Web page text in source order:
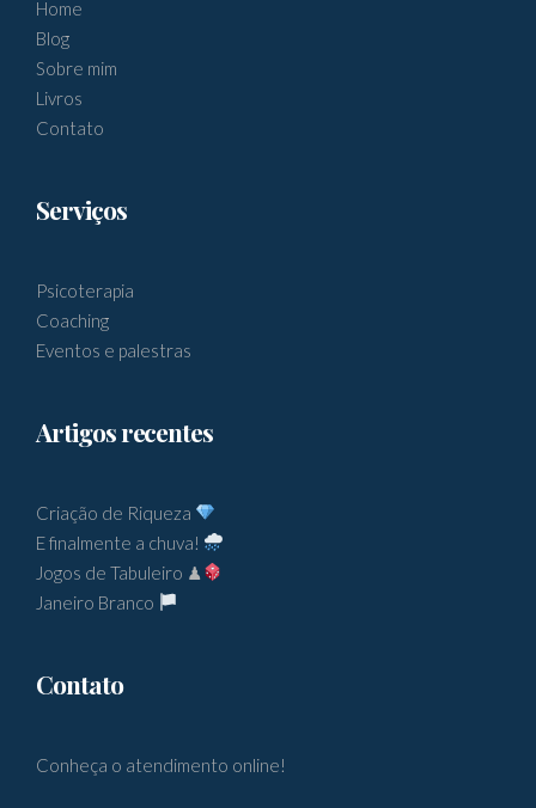
Home
Blog
Sobre mim
Livros
Contato
Serviços
Psicoterapia
Coaching
Eventos e palestras
Artigos recentes
Criação de Riqueza
E finalmente a chuva!
Jogos de Tabuleiro ♟
Janeiro Branco
Contato
Conheça o atendimento online!